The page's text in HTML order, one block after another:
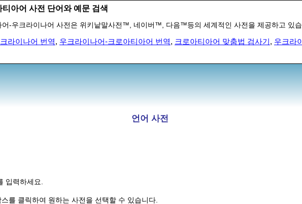
아어 사전 단어와 예문 검색
어-우크라이나어 사전은 위키낱말사전™, 네이버™, 다음™등의 세계적인 사전을 제공하고 있습
라이나어 번역, 우크라이나어-크로아티아어 번역, 크로아티아어 맞춤법 검사기, 우크라